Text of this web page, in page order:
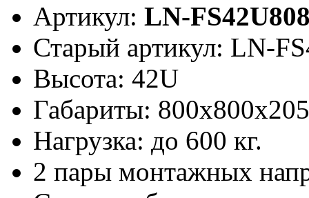
Артикул: LN-
Старый артикул: LN-
Высота: 42U
Габариты:
Нагрузка: до 600 кг.
2 пары монтажных